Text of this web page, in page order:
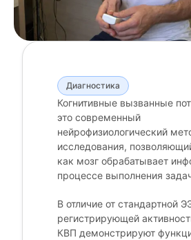
Диагностика
Когнитивные вызванные
это современный
нейрофизиологический
исследования,
как мозг обрабатывает
процессе выполнения
В отличие от стандартной
регистрирующей
КВП демонстрируют